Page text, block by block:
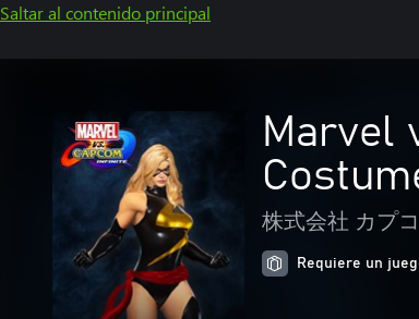
Saltar al contenido principal
Marvel
株式会社 カプ
Requiere un